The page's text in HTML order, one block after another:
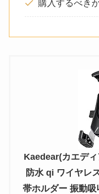
購入するべき
Kaedear(カエデ
防水 qi ワイヤレ
帯ホルダー 振動